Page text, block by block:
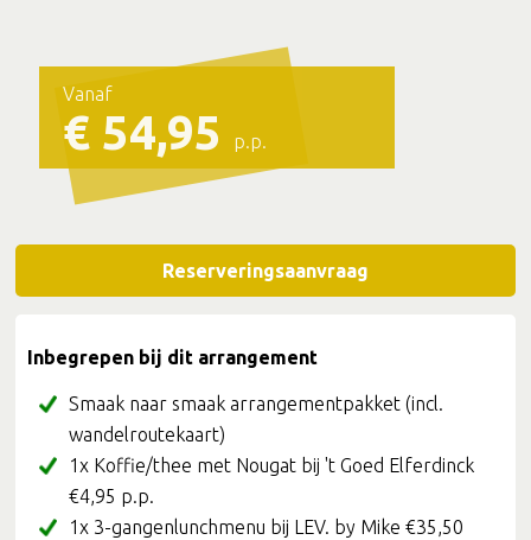
Vanaf
€ 54,95 p.p.
Reserveringsaanvraag
Inbegrepen bij dit arrangement
Smaak naar smaak arrangementpakket (incl.
wandelroutekaart)
1x Koffie/thee met Nougat bij 't Goed Elferdinck
€4,95 p.p.
1x 3-gangenlunchmenu bij LEV. by Mike €35,50